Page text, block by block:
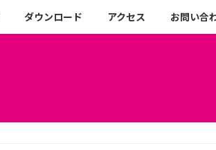
ダウンロード アクセス お問い合